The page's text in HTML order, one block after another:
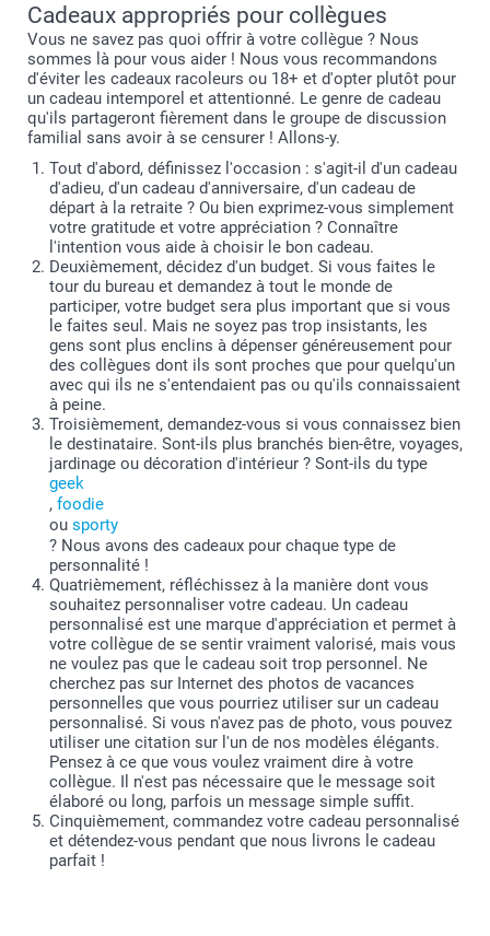
Cadeaux appropriés pour collègues
Vous ne savez pas quoi offrir à votre collègue ? Nous
sommes là pour vous aider ! Nous vous recommandons
d'éviter les cadeaux racoleurs ou 18+ et d'opter plutôt pour
un cadeau intemporel et attentionné. Le genre de cadeau
qu'ils partageront fièrement dans le groupe de discussion
familial sans avoir à se censurer ! Allons-y.
Tout d'abord, définissez l'occasion : s'agit-il d'un cadeau
d'adieu, d'un cadeau d'anniversaire, d'un cadeau de
départ à la retraite ? Ou bien exprimez-vous simplement
votre gratitude et votre appréciation ? Connaître
l'intention vous aide à choisir le bon cadeau.
Deuxièmement, décidez d'un budget. Si vous faites le
tour du bureau et demandez à tout le monde de
participer, votre budget sera plus important que si vous
le faites seul. Mais ne soyez pas trop insistants, les
gens sont plus enclins à dépenser généreusement pour
des collègues dont ils sont proches que pour quelqu'un
avec qui ils ne s'entendaient pas ou qu'ils connaissaient
à peine.
Troisièmement, demandez-vous si vous connaissez bien
le destinataire. Sont-ils plus branchés bien-être, voyages,
jardinage ou décoration d'intérieur ? Sont-ils du type
geek
, foodie
ou sporty
? Nous avons des cadeaux pour chaque type de
personnalité !
Quatrièmement, réfléchissez à la manière dont vous
souhaitez personnaliser votre cadeau. Un cadeau
personnalisé est une marque d'appréciation et permet à
votre collègue de se sentir vraiment valorisé, mais vous
ne voulez pas que le cadeau soit trop personnel. Ne
cherchez pas sur Internet des photos de vacances
personnelles que vous pourriez utiliser sur un cadeau
personnalisé. Si vous n'avez pas de photo, vous pouvez
utiliser une citation sur l'un de nos modèles élégants.
Pensez à ce que vous voulez vraiment dire à votre
collègue. Il n'est pas nécessaire que le message soit
élaboré ou long, parfois un message simple suffit.
Cinquièmement, commandez votre cadeau personnalisé
et détendez-vous pendant que nous livrons le cadeau
parfait !